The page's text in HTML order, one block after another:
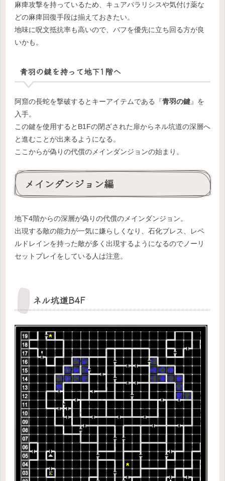
麻痺攻撃を持っているため、キュアパラリシスや気付け薬な
どの麻痺回復手段は揃えておきたい。
地味に呪文抵抗率も高いので、バフを優先に立ち回る方が良
いかも。
青羽の鍵を持って地下1階へ
阿窟の長蛇を撃破するとキーアイテムである『青羽の鍵』を
入手。
この鍵を使用するとB1Fの閉ざされた扉からネル坑道の深層へ
と進むことが出来るようになる。
ここからが偽りの代償のメインダンジョンの始まり。
メインダンジョン編
地下4階からの深層が偽りの代償のメインダンジョン。
出現する敵の能力が一気に嫌らしくなり、石化ブレス、レベ
ルドレインを持った敵が多く出現するようになるのでノーリ
セットプレイをしている人は注意。
ネル坑道B4F